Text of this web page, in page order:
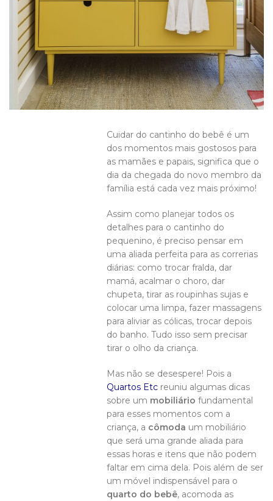
Cuidar do cantinho do bebê é um
dos momentos mais gostosos para
as mamães e papais, significa que o
dia da chegada do novo membro da
família está cada vez mais próximo!
Assim como planejar todos os
detalhes para o cantinho do
pequenino, é preciso pensar em
uma aliada perfeita para as correrias
diárias: como trocar fralda, dar
mamá, acalmar o choro, dar
chupeta, tirar as roupinhas sujas e
colocar uma limpa, fazer massagens
para aliviar as cólicas, trocar depois
do banho. Tudo isso sem precisar
tirar o olho da criança.
Mas não se desespere! Pois a
Quartos Etc reuniu algumas dicas
sobre um mobiliário fundamental
para esses momentos com a
criança, a cômoda um mobiliário
que será uma grande aliada para
essas horas e itens que não podem
faltar em cima dela. Pois além de ser
um móvel indispensável para o
quarto do bebê, acomoda as